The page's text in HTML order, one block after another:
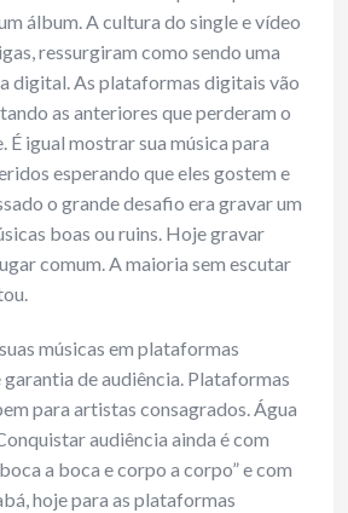
álbum. A cultura do single e vídeo
ressurgiram como sendo uma
digital. As plataformas digitais vão
as anteriores que perderam o
É igual mostrar sua música para
esperando que eles gostem e
o grande desafio era gravar um
boas ou ruins. Hoje gravar
comum. A maioria sem escutar
músicas em plataformas
garantia de audiência. Plataformas
para artistas consagrados. Água
audiência ainda é com
a boca e corpo a corpo” e com
hoje para as plataformas